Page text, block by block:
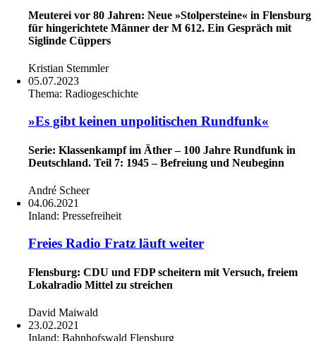
Meuterei vor 80 Jahren: Neue »Stolpersteine« in Flensburg
für hingerichtete Männer der M 612. Ein Gespräch mit
Siglinde Cüppers
Kristian Stemmler
05.07.2023
Thema: Radiogeschichte
»Es gibt keinen unpolitischen Rundfunk«
Serie: Klassenkampf im Äther – 100 Jahre Rundfunk in
Deutschland. Teil 7: 1945 – Befreiung und Neubeginn
André Scheer
04.06.2021
Inland: Pressefreiheit
Freies Radio Fratz läuft weiter
Flensburg: CDU und FDP scheitern mit Versuch, freiem
Lokalradio Mittel zu streichen
David Maiwald
23.02.2021
Inland: Bahnhofswald Flensburg